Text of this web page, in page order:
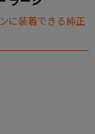
に装着できる純正